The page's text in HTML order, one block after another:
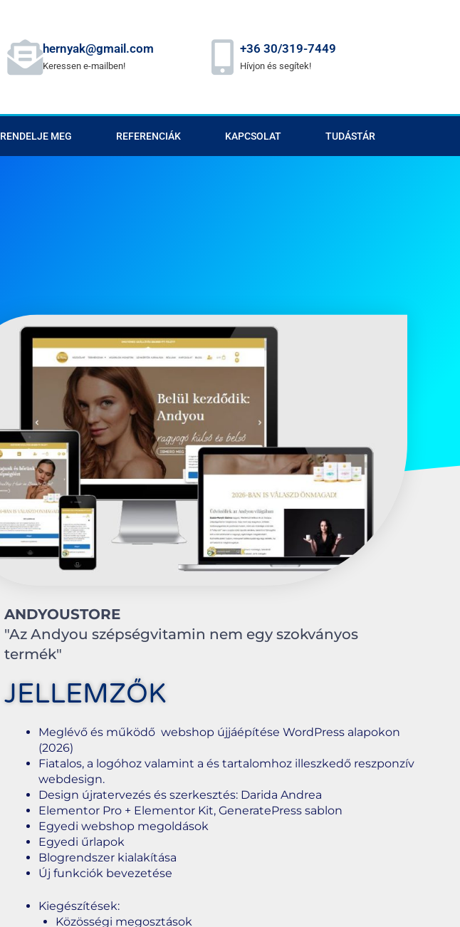
hernyak@gmail.com
Keressen e-mailben!
+36 30/319-7449
Hívjon és segítek!
RENDELJE MEG REFERENCIÁK KAPCSOLAT TUDÁSTÁR
ANDYOUSTORE
"Az Andyou szépségvitamin nem egy szokványos
termék"
JELLEMZŐK
Meglévő és működő webshop újjáépítése WordPress alapokon
(2026)
Fiatalos, a logóhoz valamint a és tartalomhoz illeszkedő reszponzív
webdesign.
Design újratervezés és szerkesztés: Darida Andrea
Elementor Pro + Elementor Kit, GeneratePress sablon
Egyedi webshop megoldások
Egyedi űrlapok
Blogrendszer kialakítása
Új funkciók bevezetése
Kiegészítések:
Közösségi megosztások